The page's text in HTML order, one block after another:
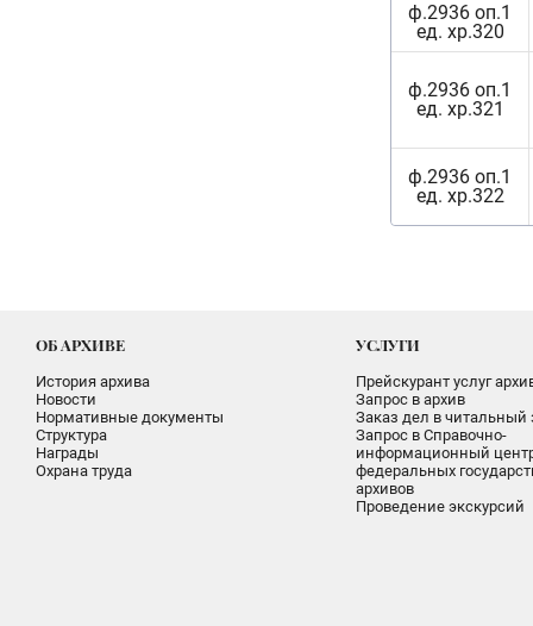
ф.2936 оп.1
ед. хр.320
ф.2936 оп.1
ед. хр.321
ф.2936 оп.1
ед. хр.322
ОБ АРХИВЕ
История архива
Новости
Нормативные документы
Структура
Награды
Охрана труда
УСЛУГИ
Прейскурант услуг
Запрос в архив
Заказ дел в читальный
Запрос в Справочно-
информационный
федеральных
архивов
Проведение экскурсий